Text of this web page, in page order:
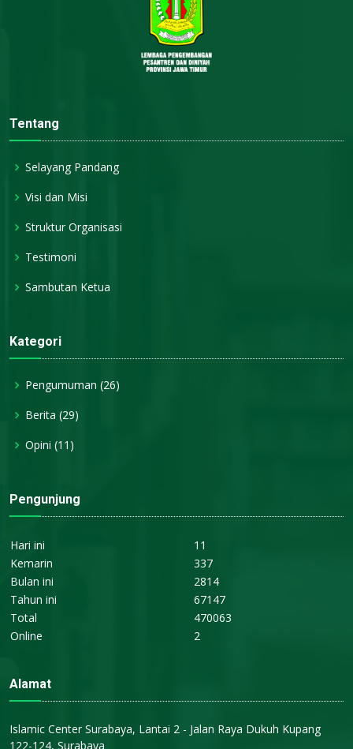
Tentang
Selayang Pandang
Visi dan Misi
Struktur Organisasi
Testimoni
Sambutan Ketua
Kategori
Pengumuman (26)
Berita (29)
Opini (11)
Pengunjung
Hari ini
11
Kemarin
337
Bulan ini
2814
Tahun ini
67147
Total
470063
Online
2
Alamat
Islamic Center Surabaya, Lantai 2 - Jalan Raya Dukuh Kupang
122-124, Surabaya